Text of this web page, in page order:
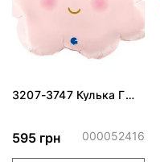
3207-3747 Кулька Г
595 грн 000052416